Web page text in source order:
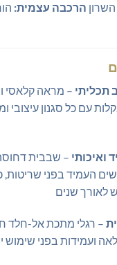
הרכבה עצמית:
תכליתי – מראה קלאסי
עם כל סגנון עיצובי
ואיכותי – שבבית
העמיד בפני
שנים
– רגלי מתכת אל-חלד
ועמידות בפני שימוש